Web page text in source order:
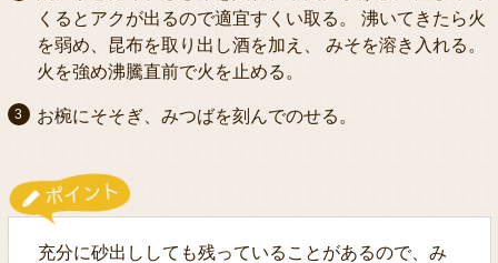
くるとアクが出るので適宜すくい取る。 沸いてきたら火
を弱め、昆布を取り出し酒を加え、 みそを溶き入れる。
火を強め沸騰直前で火を止める。
お椀にそそぎ、みつばを刻んでのせる。
充分に砂出ししても残っていることがあるので、み